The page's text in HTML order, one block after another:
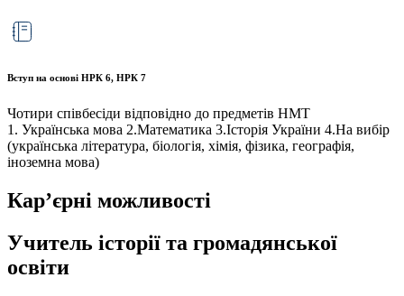
Вступ на основі НРК 6, НРК 7
Чотири співбесіди відповідно до предметів НМТ
1. Українська мова 2.Математика 3.Історія України 4.На вибір
(українська література, біологія, хімія, фізика, географія,
іноземна мова)​
Кар’єрні можливості
Учитель історії та громадянської
освіти